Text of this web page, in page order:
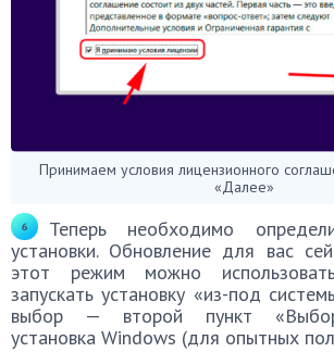
Принимаем условия лицензионного
«Далее»
Теперь необходимо
установки. Обновление для вас
этот режим можно
запускать установку «из-под
выбор — второй пункт
установка Windows (для опытных